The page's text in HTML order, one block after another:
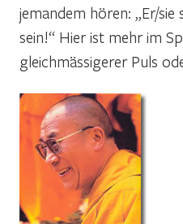
jemandem hören: „Er/
sein!“ Hier ist mehr im
gleichmässigerer Puls